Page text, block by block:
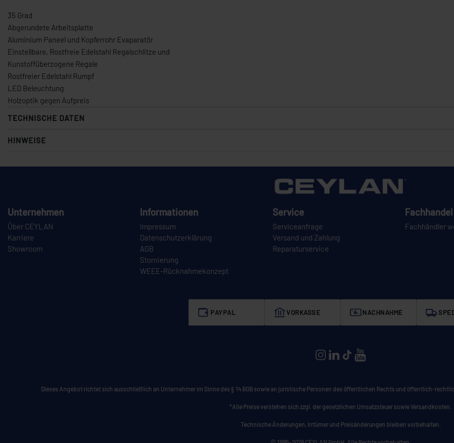
35 Grad
Abgerundete Arbeitsplatte
Aluminium Paneel und Kopferrohr Evaparatör
Einstellbare, Rostfreie Edelstahl Regalschlitze und
Kunstoffüberzogene Regale
Rostfreier Edelstahl Rumpf
LED Beleuchtung
Holzoptik gegen Aufpreis
TECHNISCHE DATEN
HINWEISE
Unternehmen
Über CEYLAN
Karriere
Showroom
Informationen
Impressum
Datenschutzerklärung
AGB
Stornierung
WEEE-Rücknahmekonzept
Service
Serviceanfrage
Versand und Zahlung
Reparaturservice
Fachhändler
PAYPAL VORKASSE NACHNAHME
CEYLAN auf Instagram
CEYLAN auf LinkedIn
CEYLAN auf TikTok
CEYLAN auf YouTube
Dieses Angebot richtet sich ausschließlich an Unternehmer im Sinne des § 14 BGB sowie an juristische Personen des öffentlichen Rechts und öffentlich-
*Alle Preise verstehen sich zzgl. der gesetzlichen Umsatzsteuer sowie Versandkosten.
Technische Änderungen, Irrtümer und Preisänderungen bleiben vorbehalten.